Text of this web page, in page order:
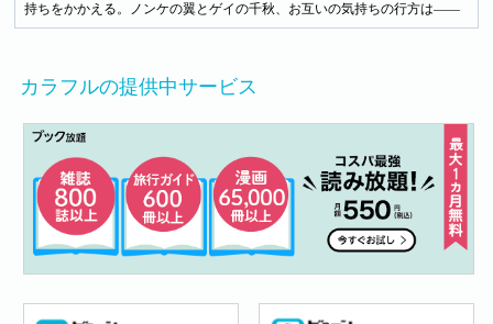
持ちをかかえる。ノンケの翼とゲイの千秋、お互いの気持ちの行方は――
カラフルの提供中サービス